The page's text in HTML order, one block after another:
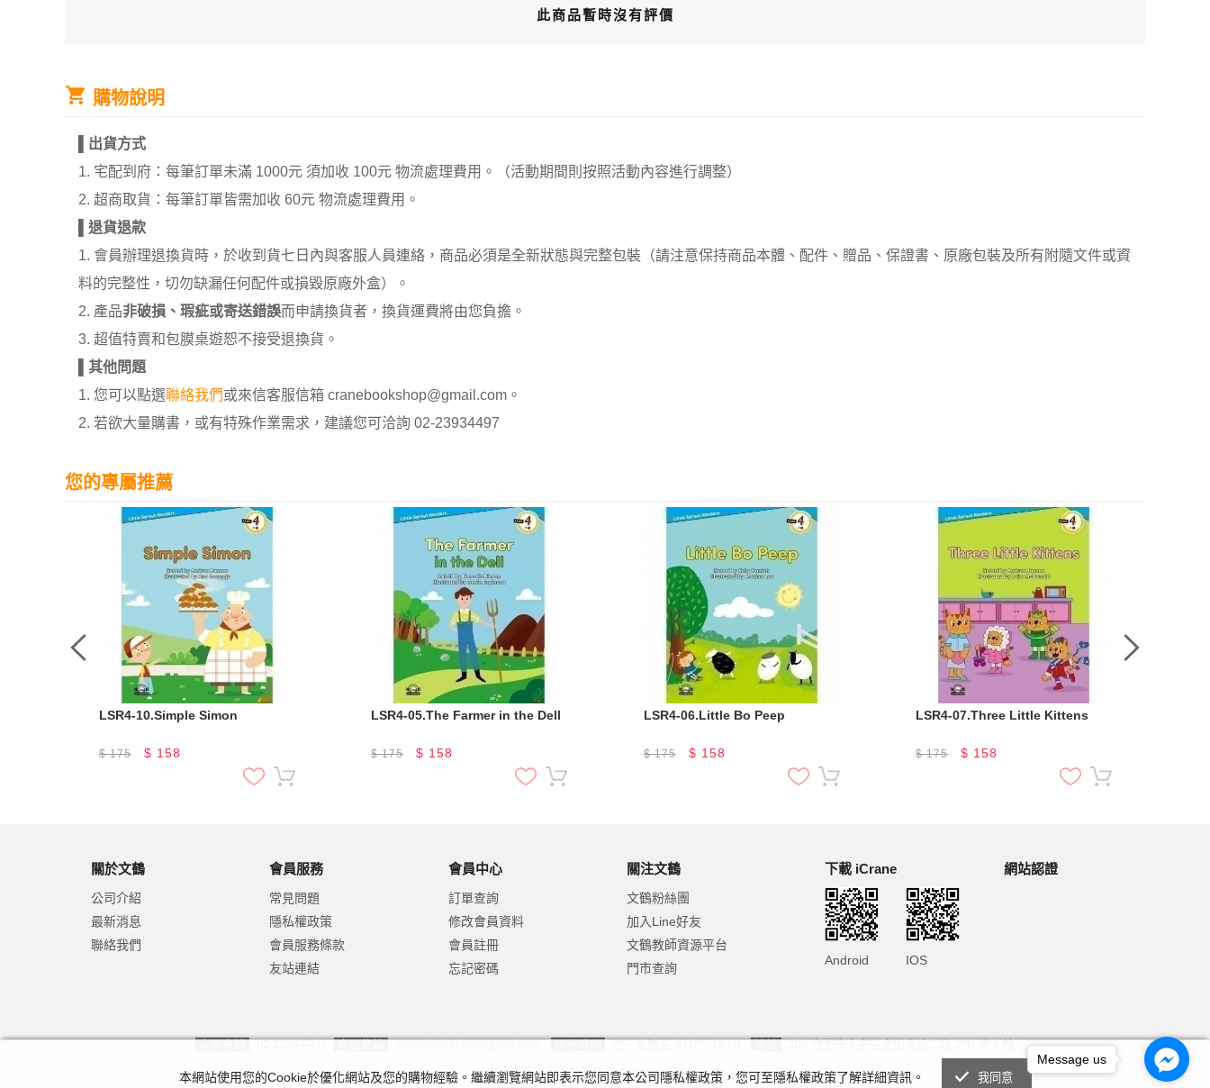
此商品暫時沒有評價
購物說明
出貨方式
1. 宅配到府：每筆訂單未滿 1000元 須加收 100元 物流處理費用。（活動期間則按照活動內容進行調整）
2. 超商取貨：每筆訂單皆需加收 60元 物流處理費用。
退貨退款
1. 會員辦理退換貨時，於收到貨七日內與客服人員連絡，商品必須是全新狀態與完整包裝（請注意保持商品本體、配件、贈品、保證書、原廠包裝及所有附隨文件或資
料的完整性，切勿缺漏任何配件或損毀原廠外盒）。
2. 產品非破損、瑕疵或寄送錯誤而申請換貨者，換貨運費將由您負擔。
3. 超值特賣和包膜桌遊恕不接受退換貨。
其他問題
1. 您可以點選聯絡我們或來信客服信箱 cranebookshop@gmail.com。
2. 若欲大量購書，或有特殊作業需求，建議您可洽詢 02-23934497
您的專屬推薦
LSR4-10.Simple Simon
$175 $ 158
LSR4-05.The Farmer in the Dell
$175 $ 158
LSR4-06.Little Bo Peep
$175 $ 158
LSR4-07.Three Little Kittens
$175 $ 158
關於文鶴
公司介紹
最新消息
聯絡我們
會員服務
常見問題
隱私權政策
會員服務條款
友站連結
會員中心
訂單查詢
修改會員資料
會員註冊
忘記密碼
關注文鶴
文鶴粉絲團
加入Line好友
文鶴教師資源平台
門市查詢
下載 iCrane
Android IOS
網站認證
客服專線 02-2393-4497 客服信箱 cranebookshop@gmail.com 服務時間 週一至週五 9:00 ~ 18:00 地址
106 台北市大安區金山南路二段 200 號 8 樓
文鶴網路書店版權所有 © copyright Reserved.
本網站使用您的Cookie於優化網站及您的購物經驗。繼續瀏覽網站即表示您同意本公司隱私權政策，您可至隱私權政策了解詳細資訊。 我同意
Message us